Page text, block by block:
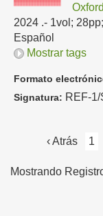
2024 .- 1vol;
Español
Mostrar tags
Formato
Signatura: REF-
‹ Atrás 1
Mostrando